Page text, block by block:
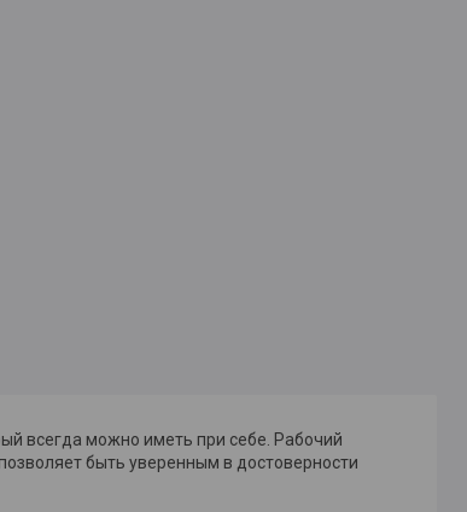
всегда можно иметь при себе. Рабочий
быть уверенным в достоверности